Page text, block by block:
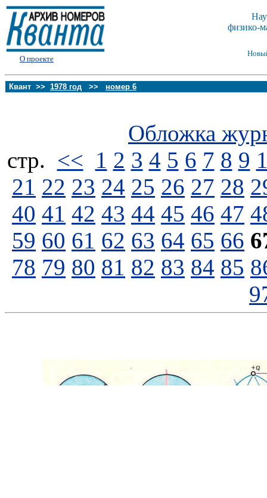
О проекте
физико-
Квант >> 1978 год >> номер 6
Обложка
стp. << 1 2 3 4 5 6 7 8 9
21 22 23 24 25 26 27 28
40 41 42 43 44 45 46 47
59 60 61 62 63 64 65 66
78 79 80 81 82 83 84 85